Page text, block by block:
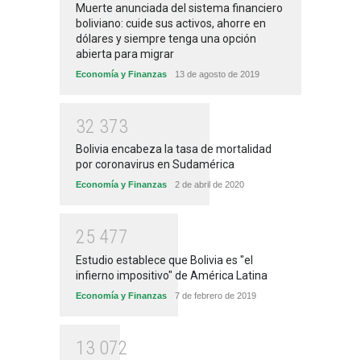
Muerte anunciada del sistema financiero
boliviano: cuide sus activos, ahorre en
dólares y siempre tenga una opción
abierta para migrar
Economía y Finanzas 13 de agosto de 2019
32 373
Bolivia encabeza la tasa de mortalidad
por coronavirus en Sudamérica
Economía y Finanzas 2 de abril de 2020
25 477
Estudio establece que Bolivia es "el
infierno impositivo" de América Latina
Economía y Finanzas 7 de febrero de 2019
1 3 072